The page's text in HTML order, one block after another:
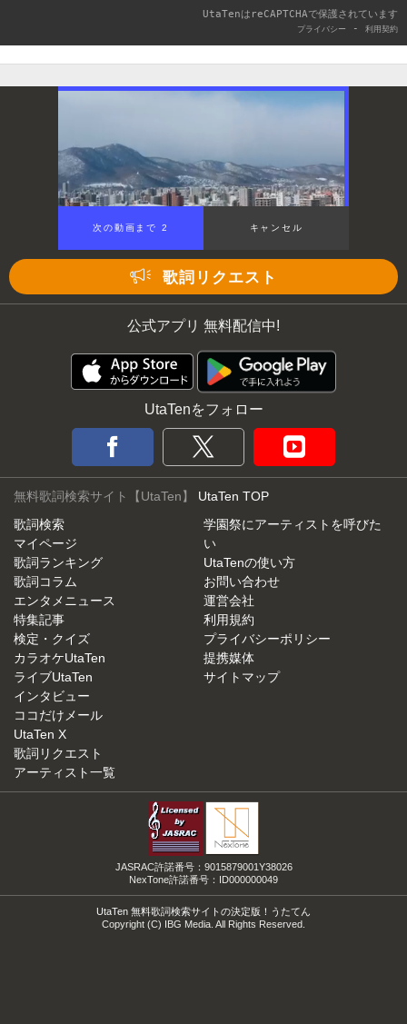
UtaTenはreCAPTCHAで保護されています
プライバシー - 利用契約
次の動画まで 1 キャンセル
歌詞リクエスト
公式アプリ 無料配信中!
UtaTenをフォロー
無料歌詞検索サイト【UtaTen】 UtaTen TOP
歌詞検索
マイページ
歌詞ランキング
歌詞コラム
エンタメニュース
特集記事
検定・クイズ
カラオケUtaTen
ライブUtaTen
インタビュー
ココだけメール
UtaTen X
歌詞リクエスト
アーティスト一覧
学園祭にアーティストを呼びた
い
UtaTenの使い方
お問い合わせ
運営会社
利用規約
プライバシーポリシー
提携媒体
サイトマップ
JASRAC許諾番号：9015879001Y38026
NexTone許諾番号：ID000000049
UtaTen 無料歌詞検索サイトの決定版！うたてん
Copyright (C) IBG Media. All Rights Reserved.